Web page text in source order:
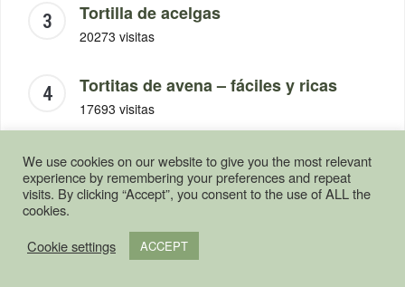
Tortilla de acelgas
20273 visitas
Tortitas de avena – fáciles y ricas
17693 visitas
Mayonesa saludable
17663 visitas
Solomillo de cerdo en la olla lenta
17179 visitas
We use cookies on our website to give you the most relevant
experience by remembering your preferences and repeat
visits. By clicking “Accept”, you consent to the use of ALL the
cookies.
Cookie settings
ACCEPT